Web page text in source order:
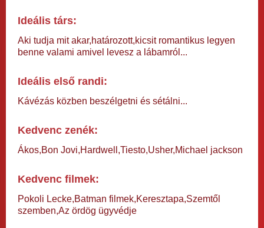
Ideális társ:
Aki tudja mit akar,határozott,kicsit romantikus legyen
benne valami amivel levesz a lábamról...
Ideális első randi:
Kávézás közben beszélgetni és sétálni...
Kedvenc zenék:
Ákos,Bon Jovi,Hardwell,Tiesto,Usher,Michael jackson
Kedvenc filmek:
Pokoli Lecke,Batman filmek,Keresztapa,Szemtől
szemben,Az ördög ügyvédje